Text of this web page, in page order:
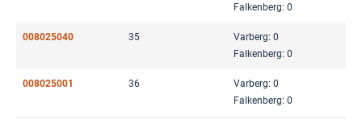
Falkenberg: 0
008025040 35
Varberg: 0
Falkenberg: 0
008025001 36
Varberg: 0
Falkenberg: 0